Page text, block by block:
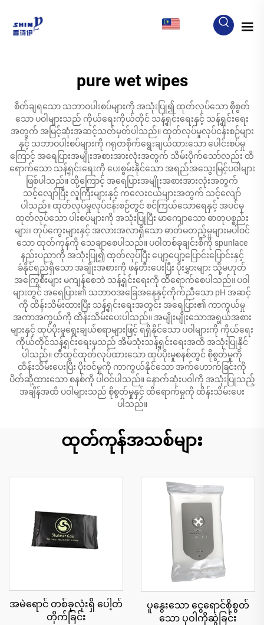
pure wet wipes
စိတ်ချရသော သဘာဝပါးစပ်များကို အသုံးပြု၍ ထုတ်လုပ်သော စိုစွတ်
သော ပဝါများသည် ကိုယ်ရေးကိုယ်တိုင် သန့်ရှင်းရေးနှင့် သန့်ရှင်းရေး
အတွက် အမြင့်ဆုံးအဆင့်သတ်မှတ်ပါသည်။ ထုတ်လုပ်မှုလုပ်ငန်းစဉ်များ
နှင့် သဘာဝပါးစပ်များကို ဂရုတစိုက်ရွေးချယ်ထားသော ပေါင်းစပ်မှု
ကြောင့် အရေပြားအမျိုးအစားအားလုံးအတွက် သိမ်းပိုက်သော်လည်း ထိ
ရောက်သော သန့်ရှင်းရေးကို ပေးစွမ်းနိုင်သော အရည်အသွေးမြင့်ပဝါများ
ဖြစ်ပါသည်။ ထို့ကြောင့် အရေပြားအမျိုးအစားအားလုံးအတွက်
သင့်လျော်ပြီး လူကြီးများနှင့် ကလေးငယ်များအတွက် သင့်လျော်
ပါသည်။ ထုတ်လုပ်မှုလုပ်ငန်းစဉ်တွင် စင်ကြယ်သောရေနှင့် အပင်မှ
ထုတ်လုပ်သော ပါးစပ်များကို အသုံးပြုပြီး မာကျောသော ဓာတုပစ္စည်း
များ၊ တုပ်ကွေးများနှင့် အလားအလာရှိသော ဓာတ်မတည့်မှုများမပါဝင်
သော ထုတ်ကုန်ကို သေချာစေပါသည်။ ပဝါတစ်ခုချင်းစီကို spunlace
နည်းပညာကို အသုံးပြု၍ ထုတ်လုပ်ပြီး ပျော့ပျော့ပြောင်းပြောင်းနှင့်
ခံနိုင်ရည်ရှိသော အချိုးအစားကို ဖန်တီးပေးပြီး ပိုးမွှားများ သို့မဟုတ်
အကြွေစီးများ မကျန်စေဘဲ သန့်ရှင်းရေးကို ထိရောက်စေပါသည်။ ပဝါ
များတွင် အရေပြား၏ သဘာဝအခြေအနေနှင့်ကိုက်ညီသော pH အဆင့်
ကို ထိန်းသိမ်းထားပြီး သန့်ရှင်းရေးအတွင်း အရေပြား၏ ကာကွယ်မှု
အကာအကွယ်ကို ထိန်းသိမ်းပေးပါသည်။ အမျိုးမျိုးသောအရွယ်အစား
များနှင့် ထုပ်ပိုးမှုရွေးချယ်စရာများဖြင့် ရရှိနိုင်သော ပဝါများကို ကိုယ်ရေး
ကိုယ်တိုင်သန့်ရှင်းရေးမှသည် အိမ်သုံးသန့်ရှင်းရေးအထိ အသုံးပြုနိုင်
ပါသည်။ တီထွင်ထုတ်လုပ်ထားသော ထုပ်ပိုးမှုစနစ်တွင် စိုစွတ်မှုကို
ထိန်းသိမ်းပေးပြီး ပိုးဝင်မှုကို ကာကွယ်နိုင်သော အက်ဟောက်ခြင်းကို
ပိတ်ဆို့ထားသော စနစ်ကို ပါဝင်ပါသည်။ နောက်ဆုံးပဝါကို အသုံးပြုသည့်
အချိန်အထိ ပဝါများသည် စိုစွတ်မှုနှင့် ထိရောက်မှုကို ထိန်းသိမ်းပေး
ပါသည်။
ထုတ်ကုန်အသစ်များ
အမဲရောင် တစ်ခုလုံးရှိ ပေါ့တ်
တိုက်ခြင်း
ပူနွေးသော ငွေရောင်စိုစွတ်
သော ပုဝါကိုဆွဲခြင်း